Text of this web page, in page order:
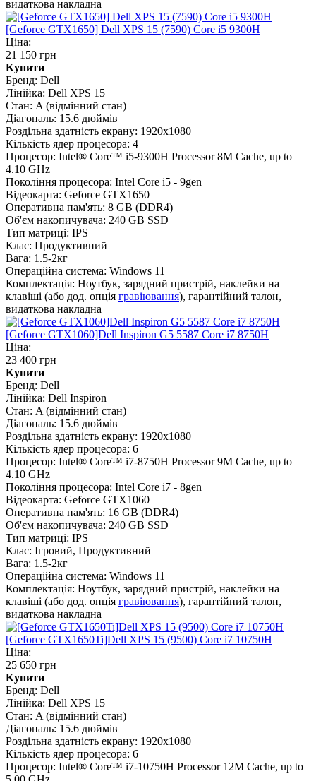
видаткова накладна
[Geforce GTX1650] Dell XPS 15 (7590) Core i5 9300H
Ціна:
21 150 грн
Купити
Бренд: Dell
Лінійка: Dell XPS 15
Стан: A (відмінний стан)
Діагональ: 15.6 дюймів
Роздільна здатність екрану: 1920x1080
Кількість ядер процесора: 4
Процесор: Intel® Core™ i5-9300H Processor 8M Cache, up to
4.10 GHz
Покоління процесора: Intel Core i5 - 9gen
Відеокарта: Geforce GTX1650
Оперативна пам'ять: 8 GB (DDR4)
Об'єм накопичувача: 240 GB SSD
Тип матриці: IPS
Клас: Продуктивний
Вага: 1.5-2кг
Операційна система: Windows 11
Комплектація: Ноутбук, зарядний пристрій, наклейки на
клавіші (або дод. опція гравіювання), гарантійний талон,
видаткова накладна
[Geforce GTX1060]Dell Inspiron G5 5587 Core i7 8750H
Ціна:
23 400 грн
Купити
Бренд: Dell
Лінійка: Dell Inspiron
Стан: A (відмінний стан)
Діагональ: 15.6 дюймів
Роздільна здатність екрану: 1920x1080
Кількість ядер процесора: 6
Процесор: Intel® Core™ i7-8750H Processor 9M Cache, up to
4.10 GHz
Покоління процесора: Intel Core i7 - 8gen
Відеокарта: Geforce GTX1060
Оперативна пам'ять: 16 GB (DDR4)
Об'єм накопичувача: 240 GB SSD
Тип матриці: IPS
Клас: Ігровий, Продуктивний
Вага: 1.5-2кг
Операційна система: Windows 11
Комплектація: Ноутбук, зарядний пристрій, наклейки на
клавіші (або дод. опція гравіювання), гарантійний талон,
видаткова накладна
[Geforce GTX1650Ti]Dell XPS 15 (9500) Core i7 10750H
Ціна:
25 650 грн
Купити
Бренд: Dell
Лінійка: Dell XPS 15
Стан: A (відмінний стан)
Діагональ: 15.6 дюймів
Роздільна здатність екрану: 1920x1080
Кількість ядер процесора: 6
Процесор: Intel® Core™ i7-10750H Processor 12M Cache, up to